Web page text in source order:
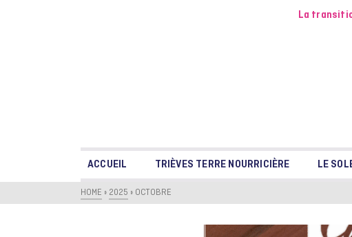
La
ACCUEIL TRIÈVES TERRE NOURRICIÈRE LE
HOME » 2025 » OCTOBRE